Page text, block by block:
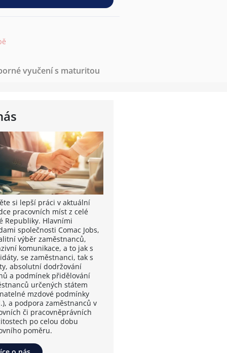
vyučení s maturitou
si lepší práci v aktuální
pracovních míst z celé
Republiky. Hlavními
společnosti Comac Jobs,
výběr zaměstnanců,
komunikace, a to jak s
se zaměstnanci, tak s
absolutní dodržování
a podmínek přidělování
určených státem
mzdové podmínky
a podpora zaměstnanců v
či pracovněprávních
po celou dobu
poměru.